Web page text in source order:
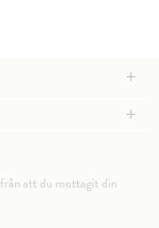
+
+
att du mottagit din